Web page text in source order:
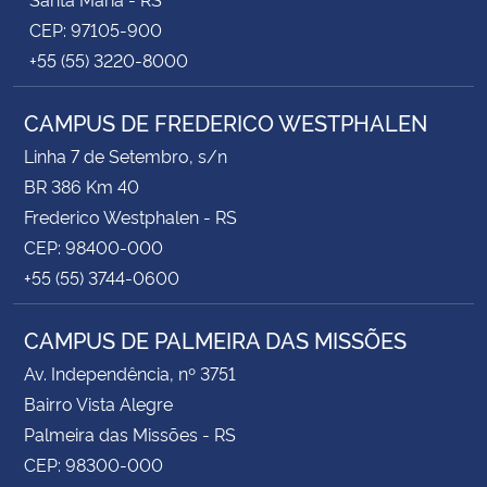
CEP: 97105-900
+55 (55) 3220-8000
CAMPUS DE FREDERICO WESTPHALEN
Linha 7 de Setembro, s/n
BR 386 Km 40
Frederico Westphalen - RS
CEP: 98400-000
+55 (55) 3744-0600
CAMPUS DE PALMEIRA DAS MISSÕES
Av. Independência, nº 3751
Bairro Vista Alegre
Palmeira das Missões - RS
CEP: 98300-000